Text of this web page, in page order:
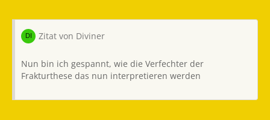
Zitat von Diviner
Nun bin ich gespannt, wie die Verfechter der
Frakturthese das nun interpretieren werden